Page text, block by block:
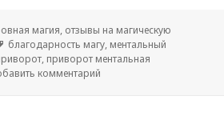
магия, отзывы на магическую
Метки
благодарность магу, ментальный
, приворот ментальная
комментарий